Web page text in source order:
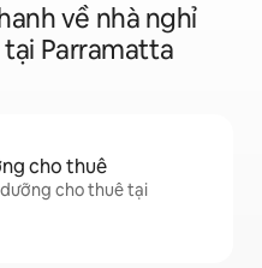
về nhà nghỉ
Parramatta
cho thuê
cho thuê tại